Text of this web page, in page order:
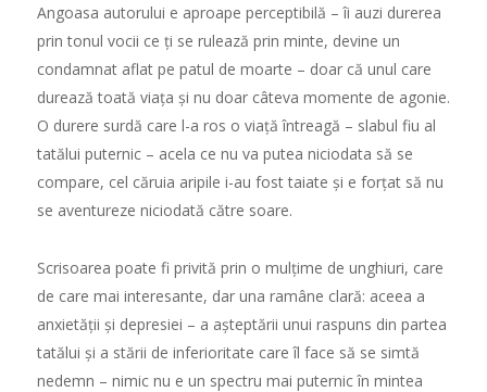
Angoasa autorului e aproape perceptibilă – îi auzi durerea
prin tonul vocii ce ți se rulează prin minte, devine un
condamnat aflat pe patul de moarte – doar că unul care
durează toată viața și nu doar câteva momente de agonie.
O durere surdă care l-a ros o viață întreagă – slabul fiu al
tatălui puternic – acela ce nu va putea niciodata să se
compare, cel căruia aripile i-au fost taiate și e forțat să nu
se aventureze niciodată către soare.
Scrisoarea poate fi privită prin o mulțime de unghiuri, care
de care mai interesante, dar una ramâne clară: aceea a
anxietății și depresiei – a așteptării unui raspuns din partea
tatălui și a stării de inferioritate care îl face să se simtă
nedemn – nimic nu e un spectru mai puternic în mintea